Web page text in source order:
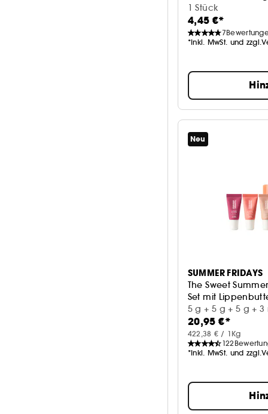
1 Stück
4,45 €*
7
*Inkl. MwSt. und
Neu
SUMMER FRIDAYS
The Sweet
Set mit
5 g + 5 g + 5 g + 3
20,95 €*
422,38 € / 1Kg
122
*Inkl. MwSt. und